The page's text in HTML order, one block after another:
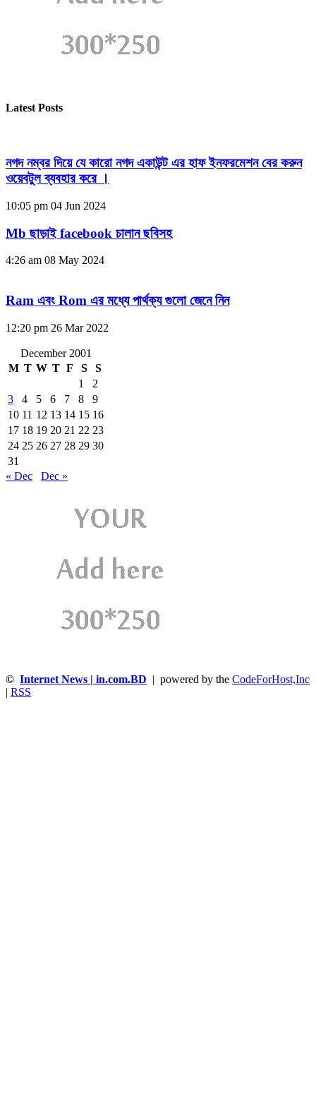
Latest Posts
নগদ নম্বর দিয়ে যে কারো নগদ একাউন্ট এর হাফ ইনফরমেশন বের করুন
ওয়েবটুল ব্যবহার করে ।
10:05 pm 04 Jun 2024
Mb ছাড়াই facebook চালান ছবিসহ
4:26 am 08 May 2024
Ram এবং Rom এর মধ্যে পার্থক্য গুলো জেনে নিন
12:20 pm 26 Mar 2022
December 2001
M T W T F S
S
1
2
3
4 5 6 7 8
9
10 11 12 13 14 15 16
17 18 19 20 21 22 23
24 25 26 27 28 29 30
31
« Dec
Dec »
© Internet News | in.com.BD | powered by the CodeForHost,Inc
| RSS